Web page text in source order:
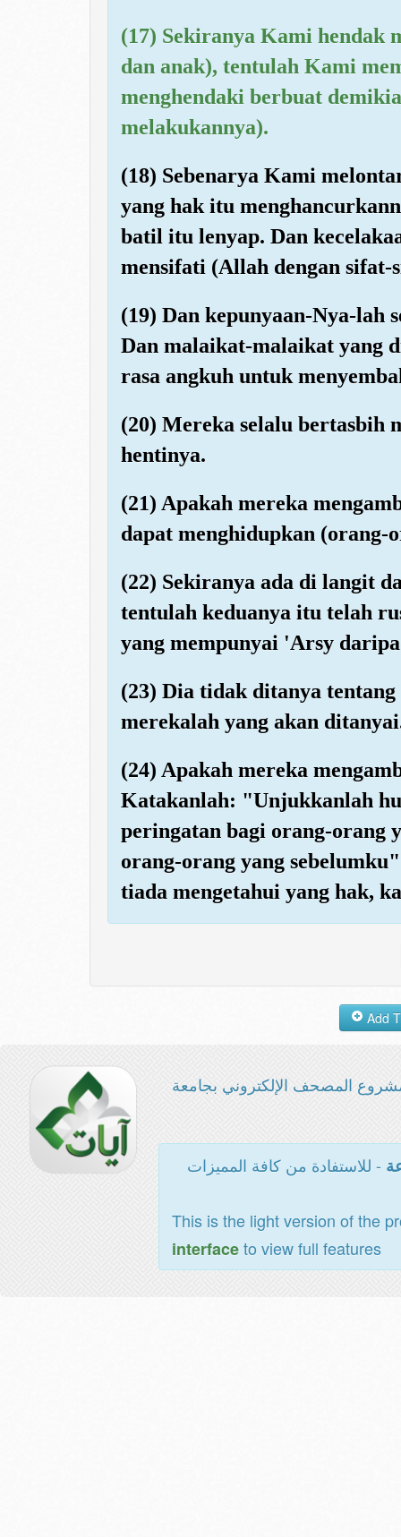
(17) Sekiranya Kami hendak
dan anak), tentulah Kami
menghendaki berbuat
melakukannya).
(18) Sebenarya Kami
yang hak itu
batil itu lenyap. Dan
mensifati (Allah dengan
(19) Dan kepunyaan-Nya-lah
Dan malaikat-malaikat yang
rasa angkuh untuk
(20) Mereka selalu bertasbih
hentinya.
(21) Apakah mereka
dapat menghidupkan (orang-
(22) Sekiranya ada di langit
tentulah keduanya itu telah
yang mempunyai 'Arsy
(23) Dia tidak ditanya
merekalah yang akan
(24) Apakah mereka
Katakanlah: "Unjukkanlah
peringatan bagi orang-orang
orang-orang yang
tiada mengetahui yang hak,
المصحف الإلكتروني بجامعة
- للاستفادة من كافة المميزات
This is the light version of the
interfaceto view full features